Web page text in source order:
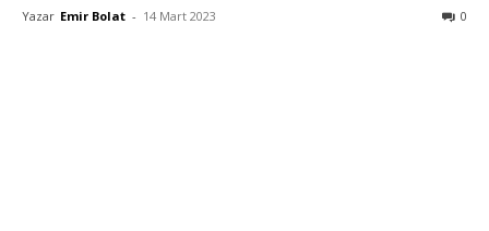
Yazar Emir Bolat - 14 Mart 2023 0